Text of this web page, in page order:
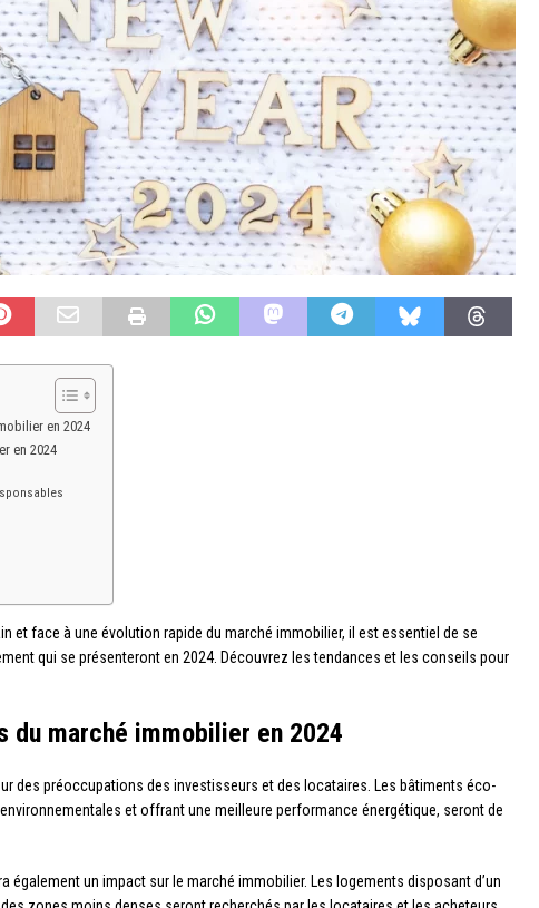
en 2024
en 2024
et face à une évolution rapide du marché immobilier, il est essentiel de se
qui se présenteront en 2024. Découvrez les tendances et les conseils pour
du marché immobilier en 2024
des préoccupations des investisseurs et des locataires. Les bâtiments éco-
et offrant une meilleure performance énergétique, seront de
également un impact sur le marché immobilier. Les logements disposant d’un